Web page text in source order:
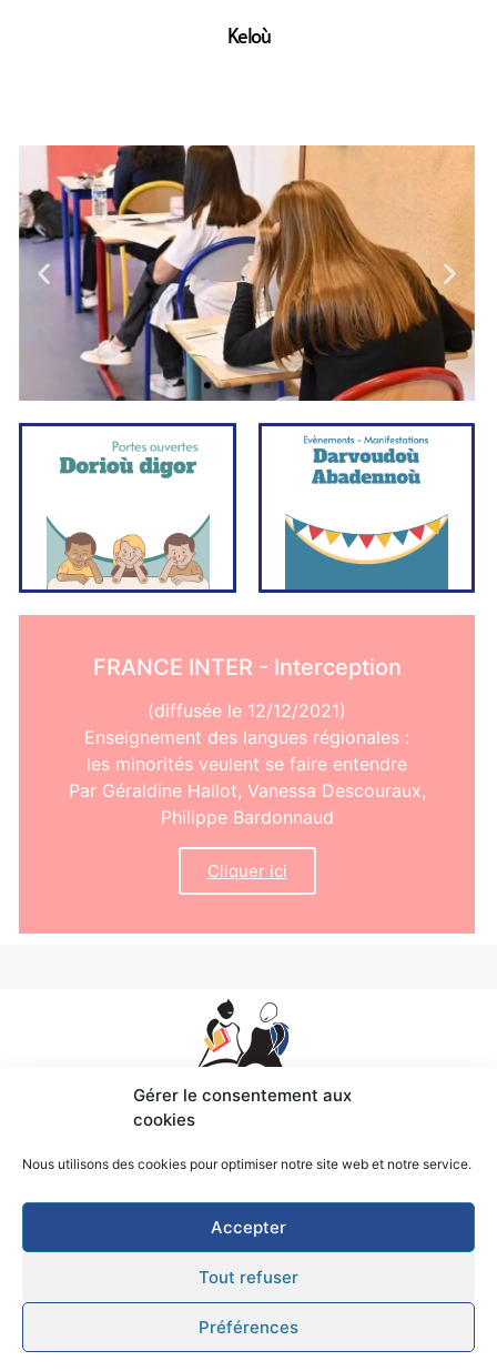
Gérer le consentement aux
cookies
Nous utilisons des cookies pour optimiser notre site web et notre service.
Accepter
Tout refuser
Préférences
Keloù
FRANCE INTER - Interception
(diffusée le 12/12/2021)
Enseignement des langues régionales :
les minorités veulent se faire entendre
Par Géraldine Hallot, Vanessa Descouraux,
Philippe Bardonnaud
Cliquer ici
Ti ar Vro – Rue J. Monnet
Tel: 02 56 35 51 21
sekretourva@div-yezh.bzh